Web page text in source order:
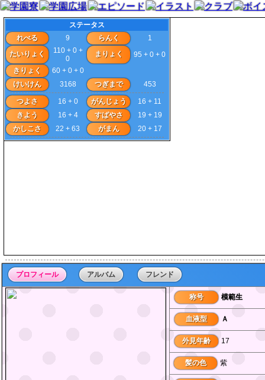
ステータス
れべる
9 らんく
1
たいりょく
110 + 0 +
0
まりょく
95 + 0 + 0
きりょく
60 + 0 + 0
けいけん
3168 つぎまで 453
つよさ 16 + 0 がんじょう
16 + 11
きよう
16 + 4 すばやさ
19 + 19
かしこさ
22 + 63 がまん 20 + 17
プロフィール アルバム フレンド
称号 模範生
血液型 Ａ
外見年齢 17
髪の色 紫